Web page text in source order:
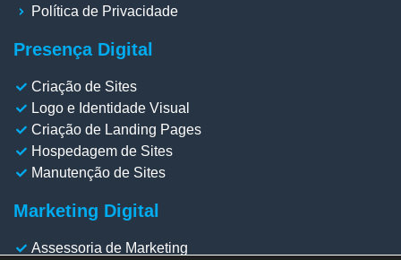
Política de Privacidade
Presença Digital
Criação de Sites
Logo e Identidade Visual
Criação de Landing Pages
Hospedagem de Sites
Manutenção de Sites
Marketing Digital
Assessoria de Marketing